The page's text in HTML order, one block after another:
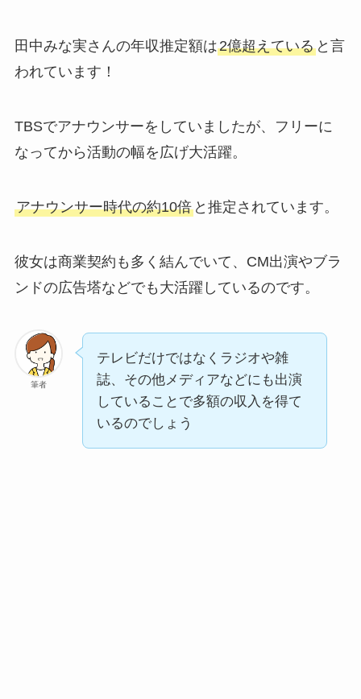
田中みな実さんの年収推定額は2億超えていると言
われています！
TBSでアナウンサーをしていましたが、フリーに
なってから活動の幅を広げ大活躍。
アナウンサー時代の約10倍と推定されています。
彼女は商業契約も多く結んでいて、CM出演やブラ
ンドの広告塔などでも大活躍しているのです。
筆者
テレビだけではなくラジオや雑
誌、その他メディアなどにも出演
していることで多額の収入を得て
いるのでしょう